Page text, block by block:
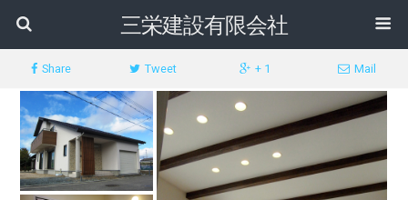
三栄建設有限会社
Share Tweet + 1 Mail